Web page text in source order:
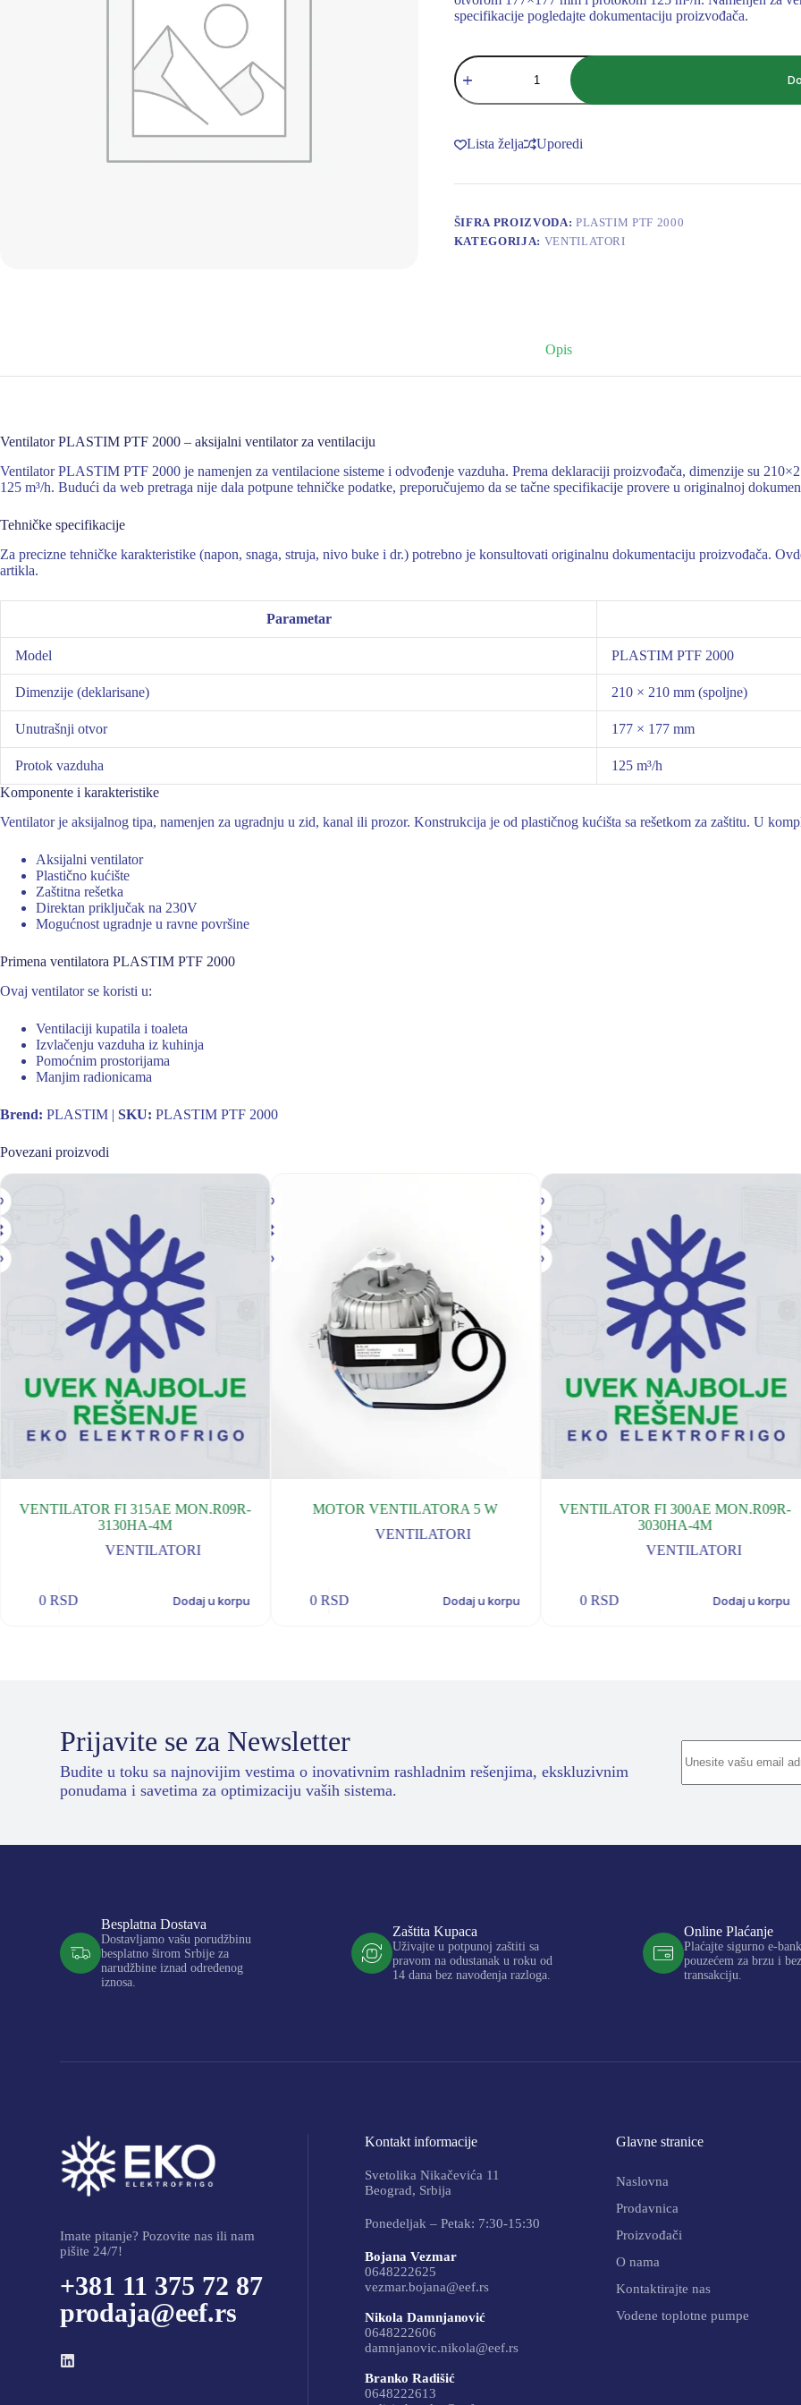
specifikacije pogledajte dokumentaciju proizvođača.
VENTILATOR
210X210
125m3/h
PLASTIM
količina
Lista želja Uporedi
ŠIFRA PROIZVODA: PLASTIM PTF 2000
KATEGORIJA: VENTILATORI
Opis
Ventilator PLASTIM PTF 2000 – aksijalni ventilator za ventilaciju
Ventilator PLASTIM PTF 2000 je namenjen za ventilacione sisteme i odvođenje vazduha. Prema deklaraciji proizvođača, dimenzije su
125 m³/h. Budući da web pretraga nije dala potpune tehničke podatke, preporučujemo da se tačne specifikacije provere u originalnoj
Tehničke specifikacije
Za precizne tehničke karakteristike (napon, snaga, struja, nivo buke i dr.) potrebno je konsultovati originalnu dokumentaciju proizvođača.
artikla.
Parametar
Model PLASTIM PTF 2000
Dimenzije (deklarisane) 210 × 210 mm (spoljne)
Unutrašnji otvor 177 × 177 mm
Protok vazduha
125 m³/h
Komponente i karakteristike
Ventilator je aksijalnog tipa, namenjen za ugradnju u zid, kanal ili prozor. Konstrukcija je od plastičnog kućišta sa rešetkom za zaštitu. U
Aksijalni ventilator
Plastično kućište
Zaštitna rešetka
Direktan priključak na 230V
Mogućnost ugradnje u ravne površine
Primena ventilatora PLASTIM PTF 2000
Ovaj ventilator se koristi u:
Ventilaciji kupatila i toaleta
Izvlačenju vazduha iz kuhinja
Pomoćnim prostorijama
Manjim radionicama
Brend: PLASTIM | SKU: PLASTIM PTF 2000
Povezani proizvodi
VENTILATOR FI 315AE MON.R09R-
3130HA-4M
VENTILATORI
0RSD Dodaj u korpu
MOTOR VENTILATORA 5 W
VENTILATORI
0 RSD Dodaj u korpu
VENTILATOR FI 300AE MON.R09R-
3030HA-4M
VENTILATORI
0 RSD Dodaj u korpu
Prijavite se za Newsletter
Budite u toku sa najnovijim vestima o inovativnim rashladnim rešenjima, ekskluzivnim
ponudama i savetima za optimizaciju vaših sistema.
Besplatna Dostava
Dostavljamo vašu porudžbinu
besplatno širom Srbije za
narudžbine iznad određenog
iznosa.
Zaštita Kupaca
Uživajte u potpunoj zaštiti sa
pravom na odustanak u roku od
14 dana bez navođenja razloga.
Online Plaćanje
Plaćajte sigurno e-
pouzećem za brzu i
transakciju.
Imate pitanje? Pozovite nas ili nam
pišite 24/7!
+381 11 375 72 87
prodaja@eef.rs
Kontakt informacije
Svetolika Nikačevića 11
Beograd, Srbija
Ponedeljak – Petak: 7:30-15:30
Bojana Vezmar
0648222625
vezmar.bojana@eef.rs
Nikola Damnjanović
0648222606
damnjanovic.nikola@eef.rs
Branko Radišić
0648222613
Glavne stranice
Naslovna
Prodavnica
Proizvođači
O nama
Kontaktirajte nas
Vodene toplotne pumpe